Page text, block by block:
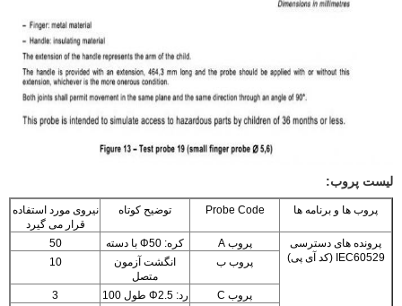
لیست پروب:
پروب ها و برنامه ها Probe Code توضیح کوتاه
نیروی مورد استفاده
قرار می گیرد
پرونده های دسترسی
IEC60529 (کد آی پی)
پروب A کره: Φ50 با دسته
50
پروب ب
انگشت آزمون
متصل
10
پروب C رد: Φ2.5 طول 100
3